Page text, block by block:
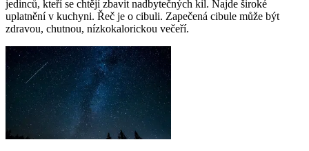
jedinců, kteří se chtějí zbavit nadbytečných kil. Najde široké
uplatnění v kuchyni. Řeč je o cibuli. Zapečená cibule může být
zdravou, chutnou, nízkokalorickou večeří.